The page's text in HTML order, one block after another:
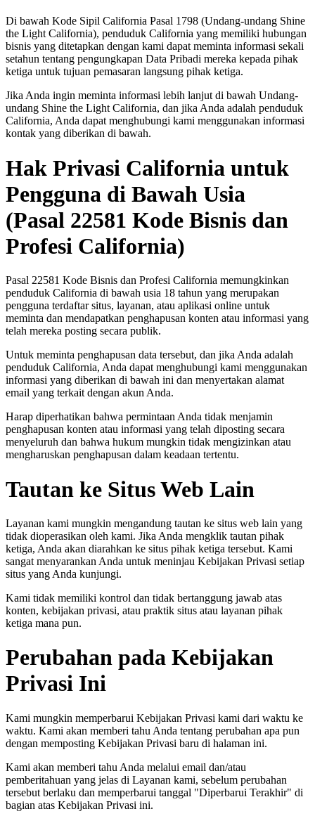
Di bawah Kode Sipil California Pasal 1798 (Undang-undang Shine
the Light California), penduduk California yang memiliki hubungan
bisnis yang ditetapkan dengan kami dapat meminta informasi sekali
setahun tentang pengungkapan Data Pribadi mereka kepada pihak
ketiga untuk tujuan pemasaran langsung pihak ketiga.
Jika Anda ingin meminta informasi lebih lanjut di bawah Undang-
undang Shine the Light California, dan jika Anda adalah penduduk
California, Anda dapat menghubungi kami menggunakan informasi
kontak yang diberikan di bawah.
Hak Privasi California untuk
Pengguna di Bawah Usia
(Pasal 22581 Kode Bisnis dan
Profesi California)
Pasal 22581 Kode Bisnis dan Profesi California memungkinkan
penduduk California di bawah usia 18 tahun yang merupakan
pengguna terdaftar situs, layanan, atau aplikasi online untuk
meminta dan mendapatkan penghapusan konten atau informasi yang
telah mereka posting secara publik.
Untuk meminta penghapusan data tersebut, dan jika Anda adalah
penduduk California, Anda dapat menghubungi kami menggunakan
informasi yang diberikan di bawah ini dan menyertakan alamat
email yang terkait dengan akun Anda.
Harap diperhatikan bahwa permintaan Anda tidak menjamin
penghapusan konten atau informasi yang telah diposting secara
menyeluruh dan bahwa hukum mungkin tidak mengizinkan atau
mengharuskan penghapusan dalam keadaan tertentu.
Tautan ke Situs Web Lain
Layanan kami mungkin mengandung tautan ke situs web lain yang
tidak dioperasikan oleh kami. Jika Anda mengklik tautan pihak
ketiga, Anda akan diarahkan ke situs pihak ketiga tersebut. Kami
sangat menyarankan Anda untuk meninjau Kebijakan Privasi setiap
situs yang Anda kunjungi.
Kami tidak memiliki kontrol dan tidak bertanggung jawab atas
konten, kebijakan privasi, atau praktik situs atau layanan pihak
ketiga mana pun.
Perubahan pada Kebijakan
Privasi Ini
Kami mungkin memperbarui Kebijakan Privasi kami dari waktu ke
waktu. Kami akan memberi tahu Anda tentang perubahan apa pun
dengan memposting Kebijakan Privasi baru di halaman ini.
Kami akan memberi tahu Anda melalui email dan/atau
pemberitahuan yang jelas di Layanan kami, sebelum perubahan
tersebut berlaku dan memperbarui tanggal "Diperbarui Terakhir" di
bagian atas Kebijakan Privasi ini.